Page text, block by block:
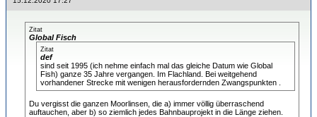
Zitat
Global Fisch
Zitat
def
sind seit 1995 (ich nehme einfach mal das gleiche Datum wie Global
Fish) ganze 35 Jahre vergangen. Im Flachland. Bei weitgehend
vorhandener Strecke mit wenigen herausfordernden Zwangspunkten .
Du vergisst die ganzen Moorlinsen, die a) immer völlig überraschend
auftauchen, aber b) so ziemlich jedes Bahnbauprojekt in die Länge ziehen.